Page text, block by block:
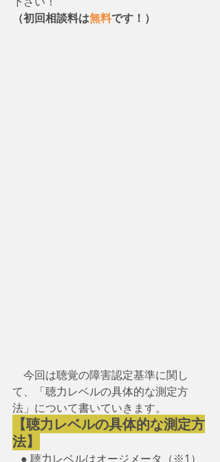
（初回相談料は無料です！）
今回は聴覚の障害認定基準に関し
て、「聴力レベルの具体的な測定方
法」について書いていきます。
【聴力レベルの具体的な測定方
法】